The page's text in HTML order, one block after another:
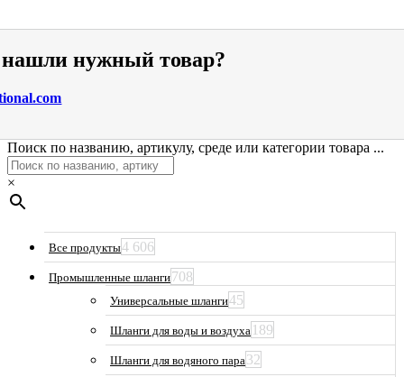
нужный товар?
Поиск по названию, артикулу, среде или категории товара ...
×
Все продукты4 606
Промышленные шланги708
Универсальные шланги45
Шланги для воды и воздуха 189
Шланги для водяного пара32